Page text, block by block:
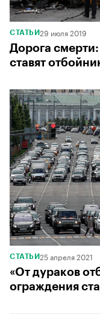
СТАТЬИ29 июля 2019
Дорога
ставят
СТАТЬИ25 апреля 2021
«От дураков
ограждения